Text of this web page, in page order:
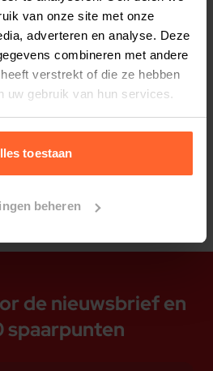
van onze site met onze
adverteren en analyse. Deze
combineren met andere
verstrekt of die ze hebben
uw gebruik van hun services.
toestaan
beheren
10 weken
12 weken
de nieuwsbrief en
spaarpunten